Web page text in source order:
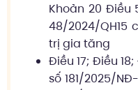
Khoản 20 Điều
48/2024/QH15
trị gia tăng
Điều 17; Điều
số 181/2025/